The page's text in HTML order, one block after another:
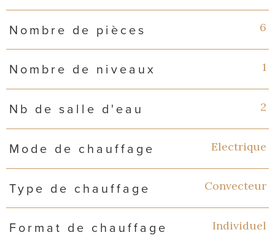
Nombre de pièces 6
Nombre de niveaux 1
Nb de salle d'eau 2
Mode de chauffage Electrique
Type de chauffage Convecteur
Format de chauffage Individuel